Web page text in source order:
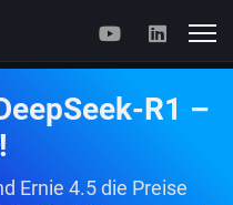
R1 –
Ernie 4.5 die Preise